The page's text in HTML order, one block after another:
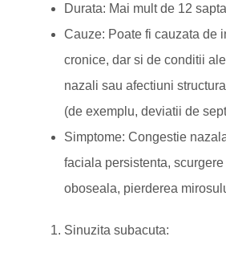
Durata: Mai mult de 12
Cauze: Poate fi cauzata de
cronice, dar si de conditii
nazali sau afectiuni
(de exemplu, deviatii de
Simptome: Congestie
faciala persistenta,
oboseala, pierderea
Sinuzita subacuta: